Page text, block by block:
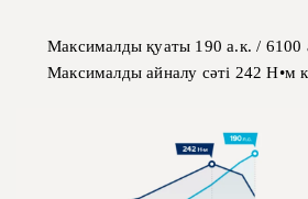
Максималды қуаты 190 а.к. / 6100
Максималды айналу сәті 242 Н•м